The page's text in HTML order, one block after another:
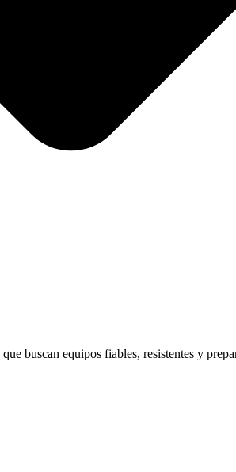
que buscan equipos fiables, resistentes y